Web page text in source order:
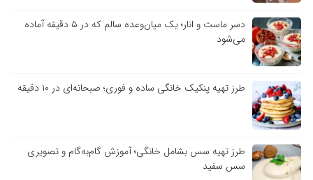
دسر ماست و انار؛ یک میان‌وعده سالم که در ۵ دقیقه آماده
می‌شود
طرز تهیه پنکیک خانگی ساده و فوری؛ صبحانه‌ای در ۱۰ دقیقه
طرز تهیه سس بشامل خانگی؛ آموزش گام‌به‌گام و تصویری
سس سفید